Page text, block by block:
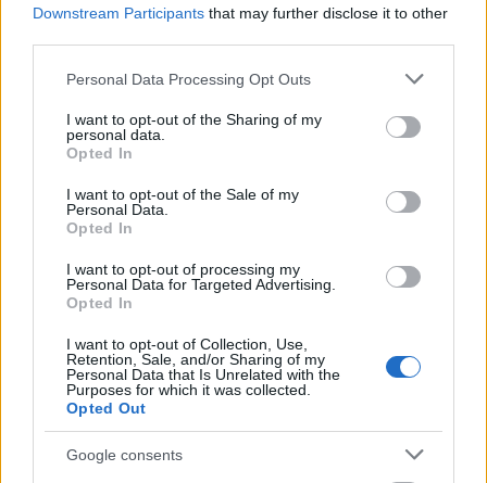
Downstream Participants that may further disclose it to other
Please note that this website/app uses one or more Google
not limited to your visit or usage behaviour. You may click to
grant or deny consent to Google and its third-party tags to
use your data for below specified purposes in below Google
consent section.
Personal Data Processing Opt Outs
I want to opt-out of the Sharing of my
personal data.
Opted In
I want to opt-out of the Sale of my
Personal Data.
Opted In
I want to opt-out of processing my
Personal Data for Targeted Advertising.
Opted In
I want to opt-out of Collection, Use,
Retention, Sale, and/or Sharing of my
Personal Data that Is Unrelated with the
Purposes for which it was collected.
Opted Out
Google consents
Ξεκινάει η αντίστροφη μέτρηση για τις
Πανελλαδικές εξετάσεις
Καθώς απομένουν λίγες εβδομάδες για τη λήξη της σχολικής
στην τελική…